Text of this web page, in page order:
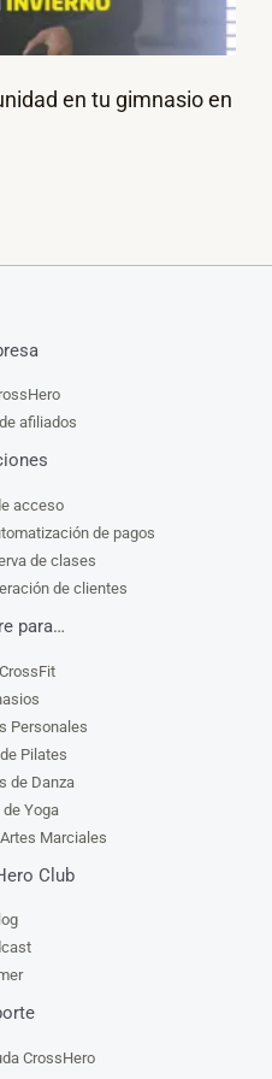
en tu gimnasio en
afiliados
acceso
de pagos
de clases
de clientes
para…
Personales
Pilates
de Danza
Yoga
Marciales
Club
CrossHero